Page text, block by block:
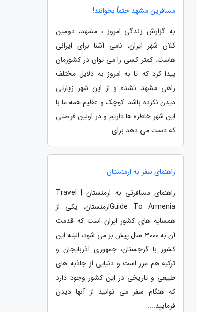
مسافرین مشهد حتماً بخوانند!
به گزارش زندگی امروز ، مشهد، دومین
کلان شهر ایران، نامی آشنا برای ایرانی
هاست. کمتر کسی را می توان در کشورمان
پیدا کرد که تا به امروز به دلایل مختلف
راهی مشهد نشده و از این شهر زیارتی
دیدن نکرده باشد. کوچک و عظیم همه ما با
این شهر خاطره ها داریم و در اولین فرصتی
که دست می دهد برای...
راهنمای سفر به ارمنستان
راهنمای مسافرتی به ارمنستان | Travel
Guide To Armeniaارمنستان، یکی از
همسایه های کشور ایران است که قدمت
آن به 3000 سال پیش بر می شود، البته این
کشور با گرجستان، جمهوری آذربایجان و
ترکیه هم مرز است و دنیایی از جاذبه های
طبیعی و تاریخی در این کشور وجود دارد
که هنگام سفر می توانید از آنها دیدن
فرمایید....